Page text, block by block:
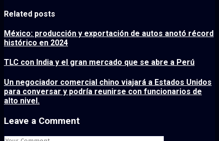
Related posts
México: producción y exportación de autos anotó récord
histórico en 2024
TLC con India y el gran mercado que se abre a Perú
Un negociador comercial chino viajará a Estados Unidos
para conversar y podría reunirse con funcionarios de
alto nivel.
Leave a Comment